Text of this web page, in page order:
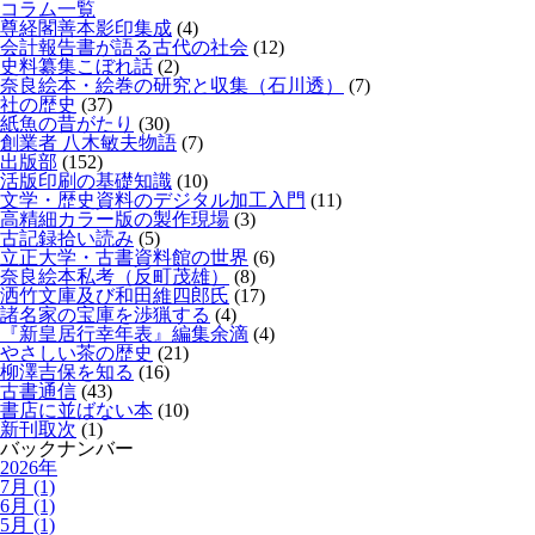
コラム一覧
尊経閣善本影印集成 (4)
会計報告書が語る古代の社会 (12)
史料纂集こぼれ話 (2)
奈良絵本・絵巻の研究と収集（石川透）
(7)
社の歴史 (37)
紙魚の昔がたり (30)
創業者 八木敏夫物語 (7)
出版部 (152)
活版印刷の基礎知識 (10)
文学・歴史資料のデジタル加工入門 (11)
高精細カラー版の製作現場 (3)
古記録拾い読み (5)
立正大学・古書資料館の世界 (6)
奈良絵本私考（反町茂雄）
(8)
洒竹文庫及び和田維四郎氏 (17)
諸名家の宝庫を渉猟する (4)
『新皇居行幸年表』編集余滴 (4)
やさしい茶の歴史 (21)
柳澤吉保を知る (16)
古書通信 (43)
書店に並ばない本 (10)
新刊取次 (1)
バックナンバー
2026年
7月 (1)
6月 (1)
5月 (1)